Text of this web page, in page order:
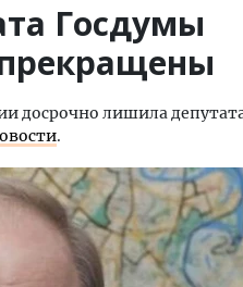
Госдумы
досрочно лишила
.